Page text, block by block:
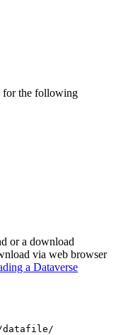
for the following
or a download
via web browser
a Dataverse
datafile/